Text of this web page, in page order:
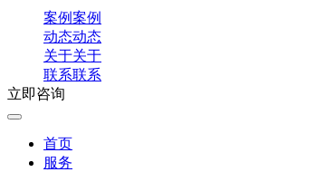
案例案例
动态动态
关于关于
联系联系
立即咨询
首页
服务